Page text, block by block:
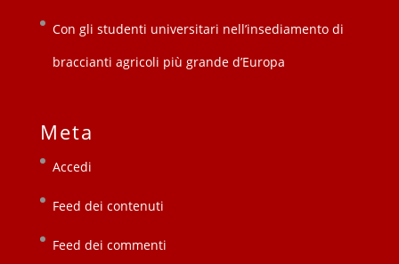
Con gli studenti universitari nell’insediamento di
braccianti agricoli più grande d’Europa
Meta
Accedi
Feed dei contenuti
Feed dei commenti